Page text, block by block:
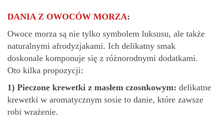
DANIA Z OWOCÓW MORZA:
Owoce morza są nie tylko symbolem luksusu, ale także
naturalnymi afrodyzjakami. Ich delikatny smak
doskonale komponuje się z różnorodnymi dodatkami.
Oto kilka propozycji:
1) Pieczone krewetki z masłem czosnkowym: delikatne
krewetki w aromatycznym sosie to danie, które zawsze
robi wrażenie.